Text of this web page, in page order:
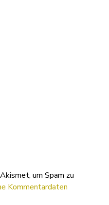
um Spam zu
Kommentardaten